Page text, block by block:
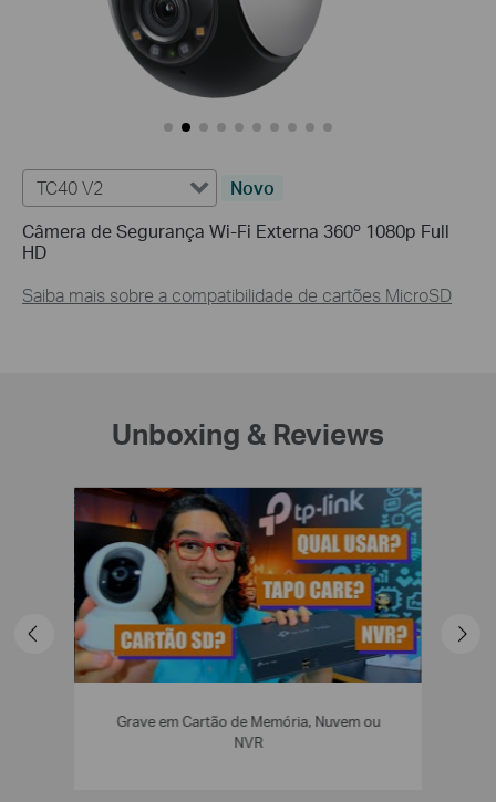
TC40 V2
Novo
Câmera de Segurança Wi-Fi Externa 360º 1080p Full
HD
Saiba mais sobre a compatibilidade de cartões MicroSD
Unboxing & Reviews
Grave em Cartão de Memória, Nuvem ou
NVR